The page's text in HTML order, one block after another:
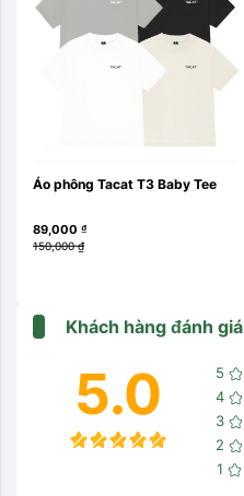
Áo phông Tacat T3 Baby Tee
89,000 ₫
150,000 ₫
Khách hàng đánh giá
5.0 5
4
3
2
1